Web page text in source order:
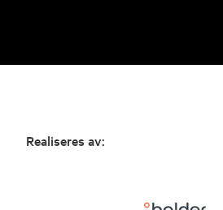
Realiseres av: